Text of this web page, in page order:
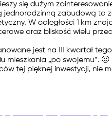
się dużym
jednorodzinną zabudową to
W odległości 1 km
oraz bliskość wielu
jest na III kwartał
mieszkania „po swojemu”. 🙂
tej pięknej inwestycji, nie